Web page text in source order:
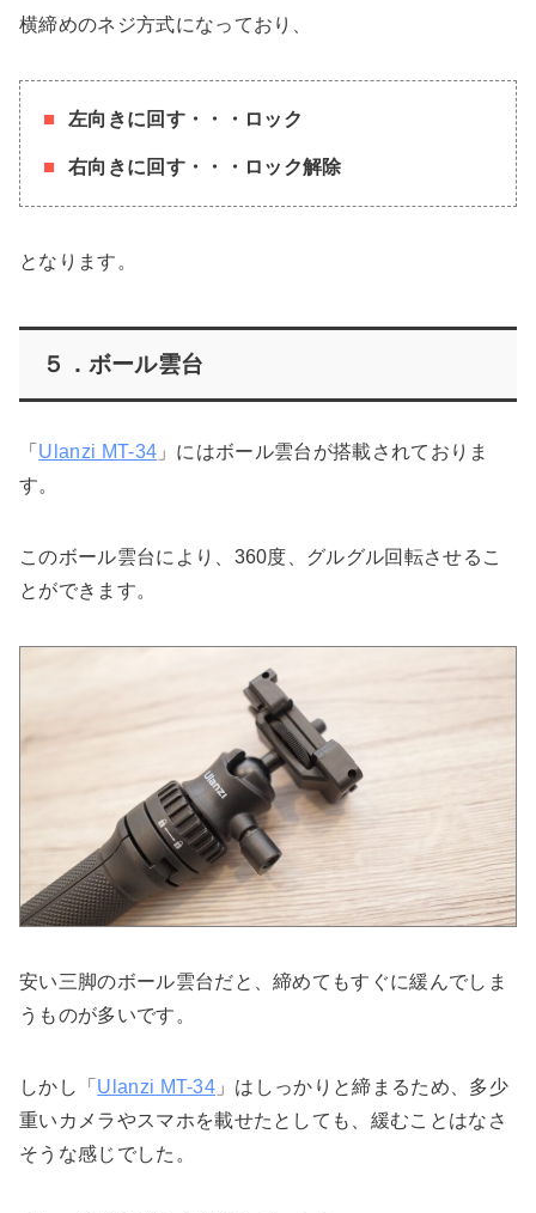
横締めのネジ方式になっており、
左向きに回す・・・ロック
右向きに回す・・・ロック解除
となります。
５．ボール雲台
「 Ulanzi MT-34 」にはボール雲台が搭載されておりま
す。
このボール雲台により、360度、グルグル回転させるこ
とができます。
安い三脚のボール雲台だと、締めてもすぐに緩んでしま
うものが多いです。
しかし「 Ulanzi MT-34 」はしっかりと締まるため、多少
重いカメラやスマホを載せたとしても、緩むことはなさ
そうな感じでした。